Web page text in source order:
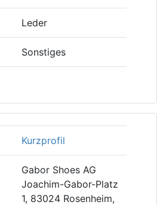
Leder
Sonstiges
Kurzprofil
Gabor Shoes AG
Joachim-Gabor-Platz
1, 83024 Rosenheim,